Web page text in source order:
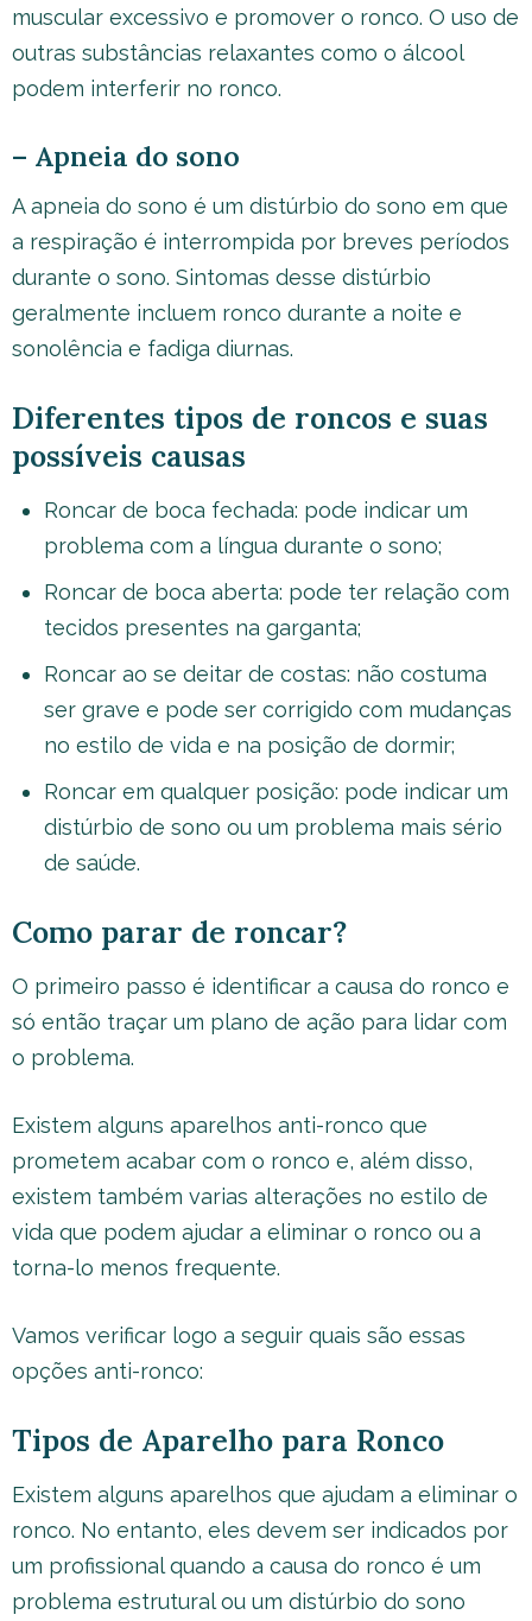
muscular excessivo e promover o ronco. O uso de
outras substâncias relaxantes como o álcool
podem interferir no ronco.
– Apneia do sono
A apneia do sono é um distúrbio do sono em que
a respiração é interrompida por breves períodos
durante o sono. Sintomas desse distúrbio
geralmente incluem ronco durante a noite e
sonolência e fadiga diurnas.
Diferentes tipos de roncos e suas
possíveis causas
Roncar de boca fechada: pode indicar um
problema com a língua durante o sono;
Roncar de boca aberta: pode ter relação com
tecidos presentes na garganta;
Roncar ao se deitar de costas: não costuma
ser grave e pode ser corrigido com mudanças
no estilo de vida e na posição de dormir;
Roncar em qualquer posição: pode indicar um
distúrbio de sono ou um problema mais sério
de saúde.
Como parar de roncar?
O primeiro passo é identificar a causa do ronco e
só então traçar um plano de ação para lidar com
o problema.
Existem alguns aparelhos anti-ronco que
prometem acabar com o ronco e, além disso,
existem também varias alterações no estilo de
vida que podem ajudar a eliminar o ronco ou a
torna-lo menos frequente.
Vamos verificar logo a seguir quais são essas
opções anti-ronco:
Tipos de Aparelho para Ronco
Existem alguns aparelhos que ajudam a eliminar o
ronco. No entanto, eles devem ser indicados por
um profissional quando a causa do ronco é um
problema estrutural ou um distúrbio do sono